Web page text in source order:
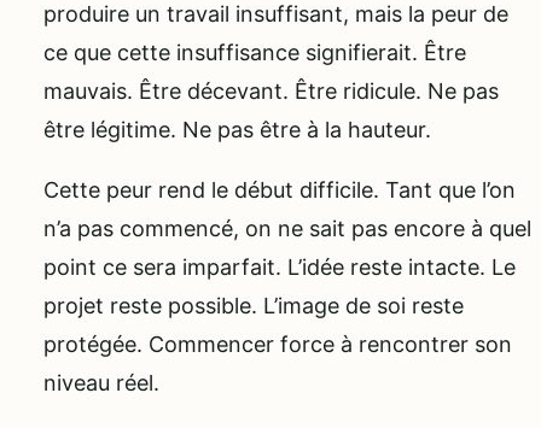
produire un travail insuffisant, mais la peur de
ce que cette insuffisance signifierait. Être
mauvais. Être décevant. Être ridicule. Ne pas
être légitime. Ne pas être à la hauteur.
Cette peur rend le début difficile. Tant que l’on
n’a pas commencé, on ne sait pas encore à quel
point ce sera imparfait. L’idée reste intacte. Le
projet reste possible. L’image de soi reste
protégée. Commencer force à rencontrer son
niveau réel.